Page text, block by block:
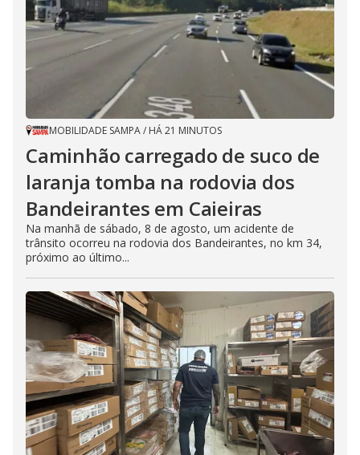
MOBILIDADE SAMPA/ HÁ 21 MINUTOS
Caminhão carregado de suco de
laranja tomba na rodovia dos
Bandeirantes em Caieiras
Na manhã de sábado, 8 de agosto, um acidente de
trânsito ocorreu na rodovia dos Bandeirantes, no km 34,
próximo ao último...